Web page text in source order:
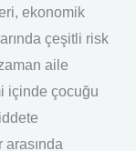
ekonomik
çeşitli risk
aile
içinde çocuğu